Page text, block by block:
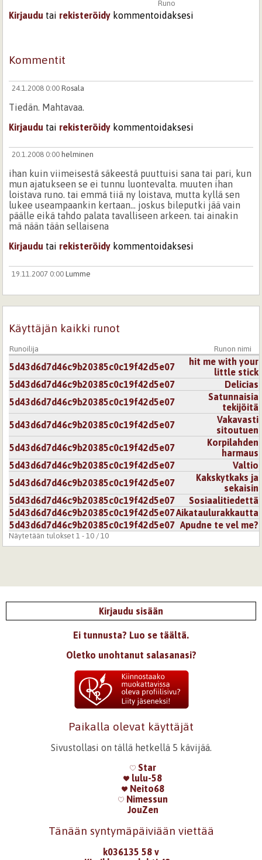
Runo
Kirjaudu tai rekisteröidy kommentoidaksesi
Kommentit
24.1.2008 0:00 Rosala
Tiedän. Mahtavaa.
Kirjaudu tai rekisteröidy kommentoidaksesi
20.1.2008 0:00 helminen
ihan kuin viimeisestä säkeestä puuttuisi sana tai pari, kun
mun ajatukseen se ei tunnu luontevalta. muuten ihan
loistava runo. tai emmä tiiä ny loistava, mutta kyllä sen
lukee useampaankin kertaan... joskus bileputki jää vain
päälle eikä tahdo palata tavalliseen arkeen. tai ainakin
mä nään tään sellaisena
Kirjaudu tai rekisteröidy kommentoidaksesi
19.11.2007 0:00 Lumme
Hellyttävää sosiaalitiedettä. Oivaltavaa, erilaista.
Kirjaudutai rekisteröidy kommentoidaksesi
5.10.2007 0:00
hyvin mielenkiintoinen...niin todellinen :) tykkäsin ;)
Kirjaudutairekisteröidykommentoidaksesi
Ai tuollaistako se on nykyään, mie ku luulin sitä hieman
erilaiseksi, kun opiskelin aikoinaan sosiaalitiedettä,
mutta, luettuani tämän runo, niin ehkä se sittenkin ol
juuri tuota kuten kirjoitat, mustavalkoista ja pudotusta
alemmas leviten pihaasvalttiin
Kirjaudutairekisteröidykommentoidaksesi
4.10.2007 0:00nuotti
tykkään ihan hirmusti, varsinkin toi eka pätkä on
18.3.2008 0:00Mandella
Juu...tässä on melkoista tiedettä ja juuri noista tunteista
ja tuntemuksista. Mielenkiintoinen tutkielma ~etten
sanoisi. Taitavasti tehty.
rekisteröidykommentoidaksesi
Serena
Luin usein runosi:))) Pidin todella. Näen että rakastat
Olet valtavasti kehittynyt kirjoittajana:)
kommentoidaksesi
Käyttäjän kaikki runot
Runoilija Runon nimi
5d43d6d7d46c9b20385c0c19f42d5e07
hit me with your
little stick
5d43d6d7d46c9b20385c0c19f42d5e07
Delicias
5d43d6d7d46c9b20385c0c19f42d5e07
Satunnaisia
tekijöitä
5d43d6d7d46c9b20385c0c19f42d5e07
Vakavasti
sitoutuen
5d43d6d7d46c9b20385c0c19f42d5e07
Korpilahden
harmaus
5d43d6d7d46c9b20385c0c19f42d5e07
Valtio
5d43d6d7d46c9b20385c0c19f42d5e07
Kakskytkaks ja
sekaisin
5d43d6d7d46c9b20385c0c19f42d5e07
Sosiaalitiedettä
5d43d6d7d46c9b20385c0c19f42d5e07Aikataulurakkautta
5d43d6d7d46c9b20385c0c19f42d5e07 Apudne te vel me?
Näytetään tulokset 1 - 10 / 10
Kirjaudu sisään
Ei tunnusta? Luo se täältä.
Oletko unohtanut salasanasi?
Paikalla olevat käyttäjät
Sivustollasi on tällä hetkellä 5 kävijää.
Star
lulu-58
Neito68
Nimessun
JouZen
Tänään syntymäpäiviään viettää
k036135 58 v